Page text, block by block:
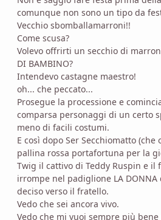
comunque non sono un tipo da
Vecchio sbomballamarroni!!
Come scusa?
Volevo offrirti un secchio di
DI BAMBINO?
Intendevo castagne maestro!
oh... che peccato...
Prosegue la processione e
comparsa personaggi di un certo
meno di facili costumi.
E così dopo Ser Secchiomatto
pallina rossa portafortuna per la
Twig il cattivo di Teddy Ruspin e il
irrompe nel padiglione LA
deciso verso il fratello.
Vedo che sei ancora vivo.
Vedo che mi vuoi sempre più